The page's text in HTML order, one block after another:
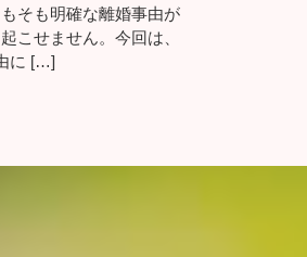
そも明確な離婚事由が
こせません。今回は、
に […]